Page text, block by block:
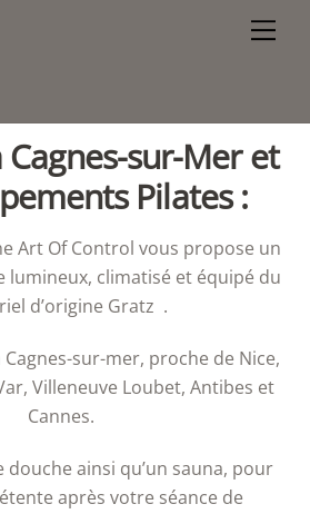
sur-Mer et
Pilates :
Art Of Control vous propose un
lumineux, climatisé et équipé du
d’origine Gratz .
sur-mer, proche de Nice,
Villeneuve Loubet, Antibes et
Cannes.
ainsi qu’un sauna, pour
après votre séance de